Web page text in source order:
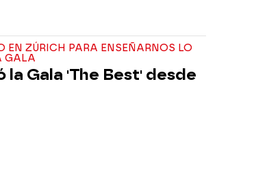
EN ZÚRICH PARA ENSEÑARNOS LO
GALA
la Gala 'The Best' desde